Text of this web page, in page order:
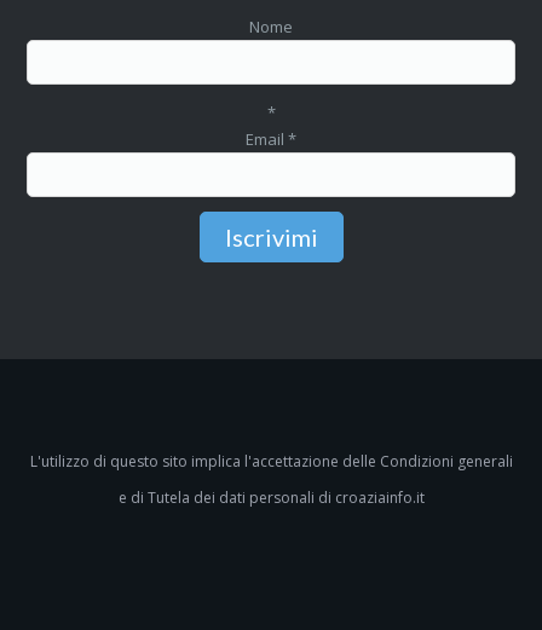
Nome
*
Email *
L'utilizzo di questo sito implica l'accettazione delle Condizioni generali
e di Tutela dei dati personali di croaziainfo.it